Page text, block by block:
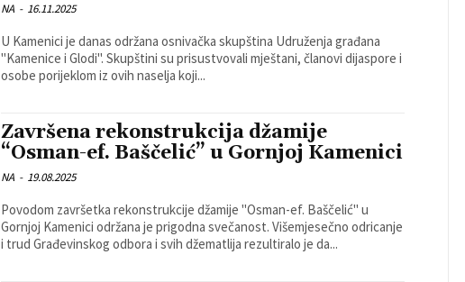
NA - 16.11.2025
U Kamenici je danas održana osnivačka skupština Udruženja građana
"Kamenice i Glodi". Skupštini su prisustvovali mještani, članovi dijaspore i
osobe porijeklom iz ovih naselja koji...
Završena rekonstrukcija džamije
“Osman-ef. Baščelić” u Gornjoj Kamenici
NA - 19.08.2025
Povodom završetka rekonstrukcije džamije "Osman-ef. Baščelić" u
Gornjoj Kamenici održana je prigodna svečanost. Višemjesečno odricanje
i trud Građevinskog odbora i svih džematlija rezultiralo je da...